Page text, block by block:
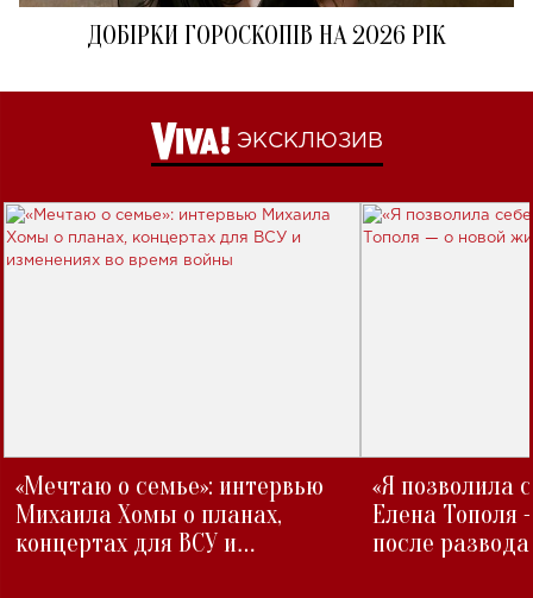
ДОБІРКИ ГОРОСКОПІВ НА 2026 РІК
ЭКСКЛЮЗИВ
«Мечтаю о семье»: интервью
Михаила Хомы о планах,
концертах для ВСУ и
«Я позволила
Елена Тополя
после развода